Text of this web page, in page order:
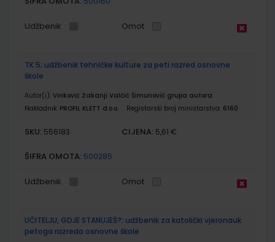
Udžbenik Omot
TK 5; udžbenik tehničke kulture za peti razred osnovne
škole
Autor(i): Vinković Zakanji Valčić Šimunović grupa autora
Nakladnik: PROFIL KLETT d.o.o. Registarski broj ministarstva: 6160
SKU: 556183 CIJENA: 5,61 €
ŠIFRA OMOTA: 500285
Udžbenik Omot
UČITELJU, GDJE STANUJEŠ?; udžbenik za katolički vjeronauk
petoga razreda osnovne škole